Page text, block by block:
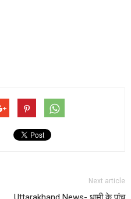
Next article